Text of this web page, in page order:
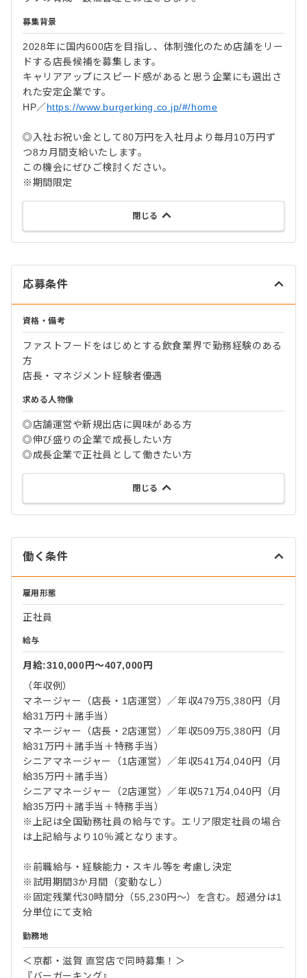
募集背景
2028年に国内600店を目指し、体制強化のため店舗をリー
ドする店長候補を募集します。
キャリアアップにスピード感があると思う企業にも選出さ
れた安定企業です。
HP／https://www.burgerking.co.jp/#/home
◎入社お祝い金として80万円を入社月より毎月10万円ず
つ8カ月間支給いたします。
この機会にぜひご検討ください。
※期間限定
閉じる
応募条件
資格・備考
ファストフードをはじめとする飲食業界で勤務経験のある
方
店長・マネジメント経験者優遇
求める人物像
◎店舗運営や新規出店に興味がある方
◎伸び盛りの企業で成長したい方
◎成長企業で正社員として働きたい方
閉じる
働く条件
雇用形態
正社員
給与
月給:310,000円〜407,000円
（年収例）
マネージャー（店長・1店運営）／年収479万5,380円（月
給31万円＋諸手当）
マネージャー（店長・2店運営）／年収509万5,380円（月
給31万円＋諸手当＋特務手当）
シニアマネージャー（1店運営）／年収541万4,040円（月
給35万円＋諸手当）
シニアマネージャー（2店運営）／年収571万4,040円（月
給35万円＋諸手当＋特務手当）
※上記は全国勤務社員の給与です。エリア限定社員の場合
は上記給与より10％減となります。
※前職給与・経験能力・スキル等を考慮し決定
※試用期間3か月間（変動なし）
※固定残業代30時間分（55,230円～）を含む。超過分は1
分単位にて支給
勤務地
＜京都・滋賀 直営店で同時募集！＞